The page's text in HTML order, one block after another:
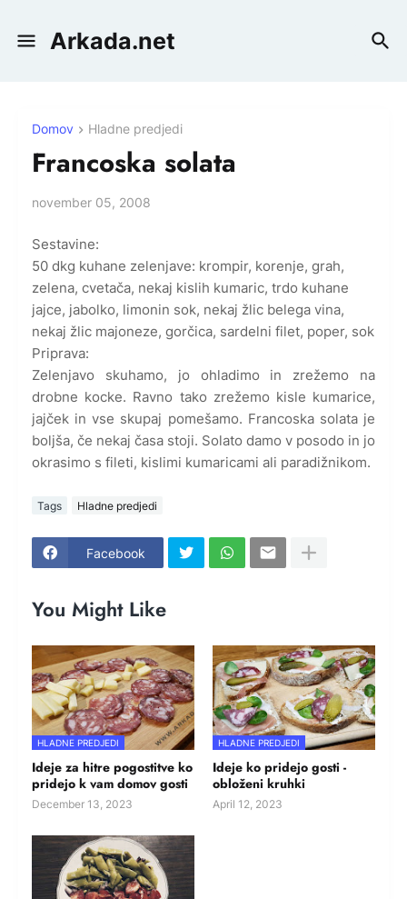
Arkada.net
Domov Hladne predjedi
Francoska solata
november 05, 2008
Sestavine:
50 dkg kuhane zelenjave: krompir, korenje, grah,
zelena, cvetača, nekaj kislih kumaric, trdo kuhane
jajce, jabolko, limonin sok, nekaj žlic belega vina,
nekaj žlic majoneze, gorčica, sardelni filet, poper, sok
Priprava:
Zelenjavo skuhamo, jo ohladimo in zrežemo na
drobne kocke. Ravno tako zrežemo kisle kumarice,
jajček in vse skupaj pomešamo. Francoska solata je
boljša, če nekaj časa stoji. Solato damo v posodo in jo
okrasimo s fileti, kislimi kumaricami ali paradižnikom.
Tags Hladne predjedi
Facebook
You Might Like
HLADNE PREDJEDI
Ideje za hitre pogostitve ko
pridejo k vam domov gosti
December 13, 2023
HLADNE PREDJEDI
Ideje ko pridejo gosti -
obloženi kruhki
April 12, 2023